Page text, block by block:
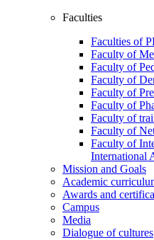
Faculties
Faculties of
Faculty of
Faculty of
Faculty of
Faculty of
Faculty of
Faculty of
Faculty of
Faculty of
International
Mission and Goals
Academic
Awards and
Campus
Media
Dialogue of cultures